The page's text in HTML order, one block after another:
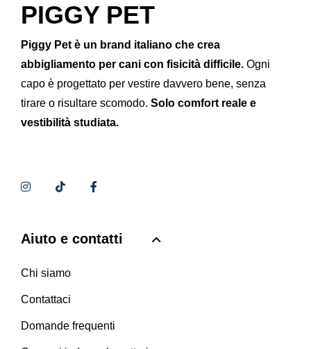
PIGGY PET
Piggy Pet è un brand italiano che crea
abbigliamento per cani con fisicità difficile. Ogni
capo è progettato per vestire davvero bene, senza
tirare o risultare scomodo. Solo comfort reale e
vestibilità studiata.
Aiuto e contatti
Chi siamo
Contattaci
Domande frequenti